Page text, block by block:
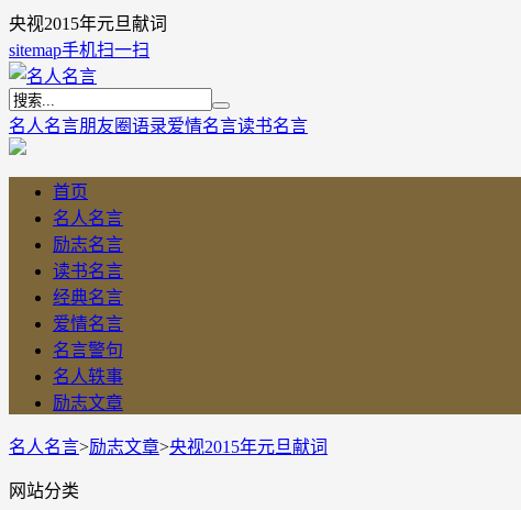
央视2015年元旦献词
sitemap手机扫一扫
名人名言朋友圈语录爱情名言读书名言
首页
名人名言
励志名言
读书名言
经典名言
爱情名言
名言警句
名人轶事
励志文章
名人名言>励志文章>央视2015年元旦献词
网站分类